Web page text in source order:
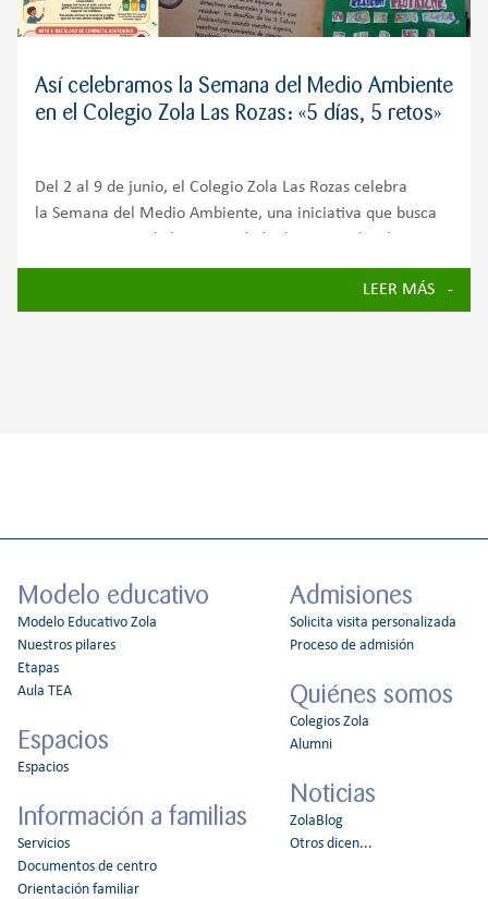
Así celebramos la Semana del Medio Ambiente
en el Colegio Zola Las Rozas: «5 días, 5 retos»
Del 2 al 9 de junio, el Colegio Zola Las Rozas celebra
la Semana del Medio Ambiente, una iniciativa que busca
importancia de cuidar nuestro planeta y avanzar hacia un
LEER MÁS
Modelo educativo
Modelo Educativo Zola
Nuestros pilares
Etapas
Aula TEA
Espacios
Espacios
Información a familias
Servicios
Documentos de centro
Orientación familiar
Admisiones
Solicita visita personalizada
Proceso de admisión
Quiénes somos
Colegios Zola
Alumni
Noticias
ZolaBlog
Otros dicen...